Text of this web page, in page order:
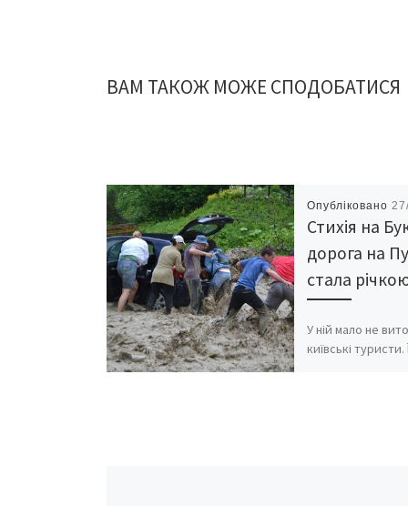
ВАМ ТАКОЖ МОЖЕ СПОДОБАТИСЯ
Опубліковано
Стихія на
дорога на
стала
У ній мало не
київські туристи.